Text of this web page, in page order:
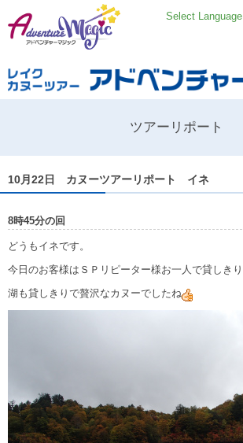
Select Language
ツアーリポート
10月22日 カヌーツアーリポート イネ
8時45分の回
どうもイネです。
今日のお客様はＳＰリピーター様お一人で貸しきり
湖も貸しきりで贅沢なカヌーでしたね